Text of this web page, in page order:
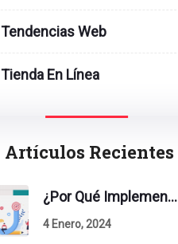
Tendencias Web
Tienda En Línea
Artículos Recientes
¿Por Qué Implementar La Metodología Inbound Marketing En Tu Empresa?
4 Enero, 2024